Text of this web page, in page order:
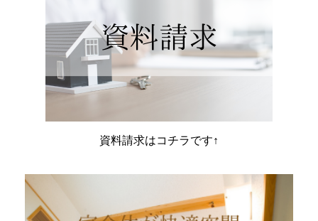
資料請求はコチラです↑